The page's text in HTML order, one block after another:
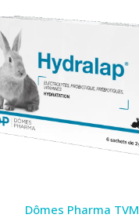
Dômes Pharma TVM